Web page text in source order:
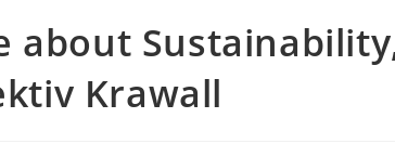
about
Krawall